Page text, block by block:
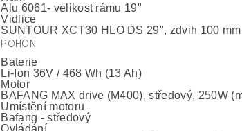
Alu 6061- velikost rámu 19"
Vidlice
SUNTOUR XCT30 HLO DS 29", zdvih 100
POHON
Baterie
Li-Ion 36V / 468 Wh (13 Ah)
Motor
BAFANG MAX drive (M400), středový, 250W
Umístění motoru
Bafang - středový